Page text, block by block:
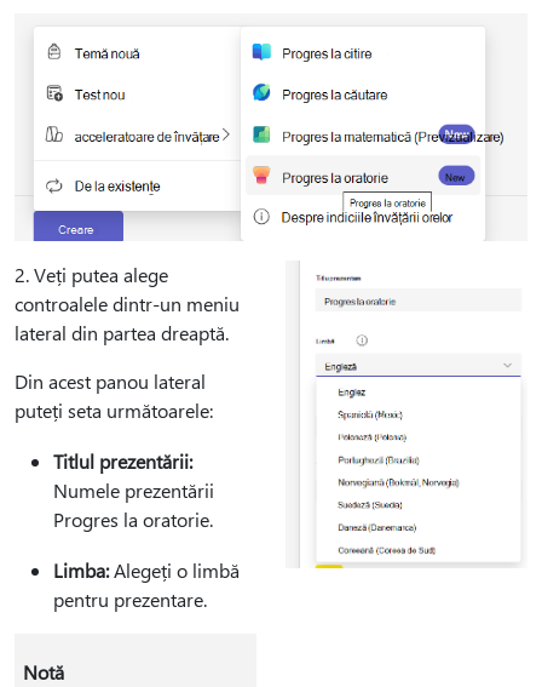
2. Veți putea alege
controalele dintr-un meniu
lateral din partea dreaptă.
Din acest panou lateral
puteți seta următoarele:
Titlul prezentării:
Numele prezentării
Progres la oratorie.
Limba:Alegeți o limbă
pentru prezentare.
Notă